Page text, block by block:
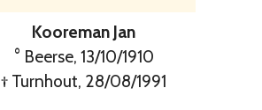
Kooreman Jan
° Beerse, 13/10/1910
† Turnhout, 28/08/1991